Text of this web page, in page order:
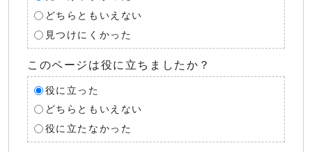
どちらともいえない
見つけにくかった
このページは役に立ちましたか？
役に立った
どちらともいえない
役に立たなかった